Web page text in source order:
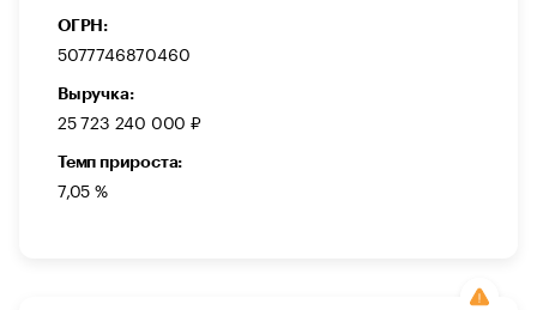
ОГРН:
5077746870460
Выручка:
25 723 240 000 ₽
Темп прироста:
7,05 %